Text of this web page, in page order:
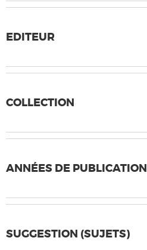
EDITEUR
COLLECTION
ANNÉES DE PUBLICATION
SUGGESTION (SUJETS)